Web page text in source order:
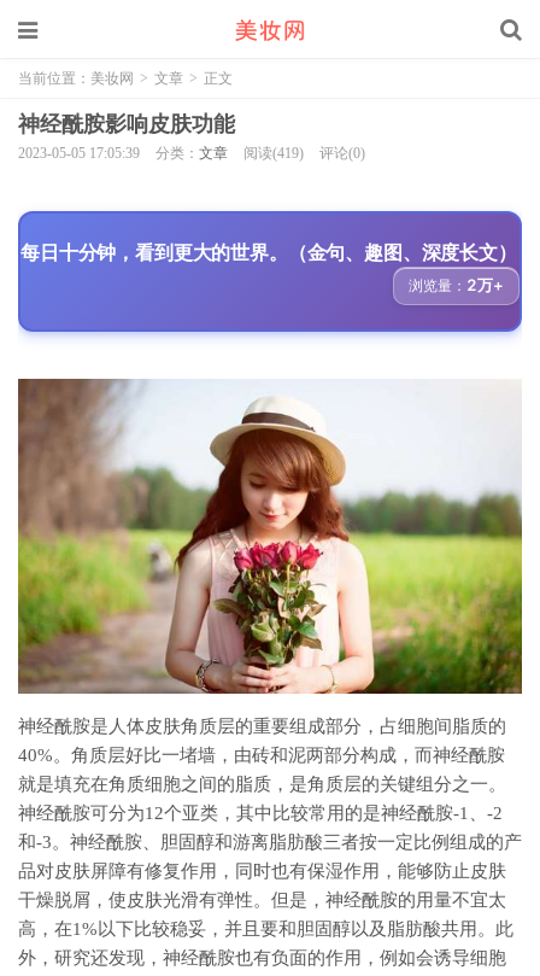
当前位置： 美妆网 > 文章 > 正文
神经酰胺影响皮肤功能
2023-05-05 17:05:39 分类： 文章 阅读(419) 评论(0)
每日十分钟，看到更大的世界。（金句、趣图、深度长文）
浏览量： 2万+
神经酰胺是人体皮肤角质层的重要组成部分，占细胞间脂质的
40%。角质层好比一堵墙，由砖和泥两部分构成，而神经酰胺
就是填充在角质细胞之间的脂质，是角质层的关键组分之一。
神经酰胺可分为12个亚类，其中比较常用的是神经酰胺-1、-2
和-3。神经酰胺、胆固醇和游离脂肪酸三者按一定比例组成的产
品对皮肤屏障有修复作用，同时也有保湿作用，能够防止皮肤
干燥脱屑，使皮肤光滑有弹性。但是，神经酰胺的用量不宜太
高，在1%以下比较稳妥，并且要和胆固醇以及脂肪酸共用。此
外，研究还发现，神经酰胺也有负面的作用，例如会诱导细胞